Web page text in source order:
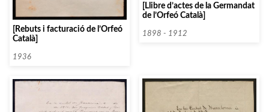
[Rebuts i facturació de l’Orfeó
Català]
1936
[Llibre d’actes de la Germandat
de l’Orfeó Català]
1898 - 1912